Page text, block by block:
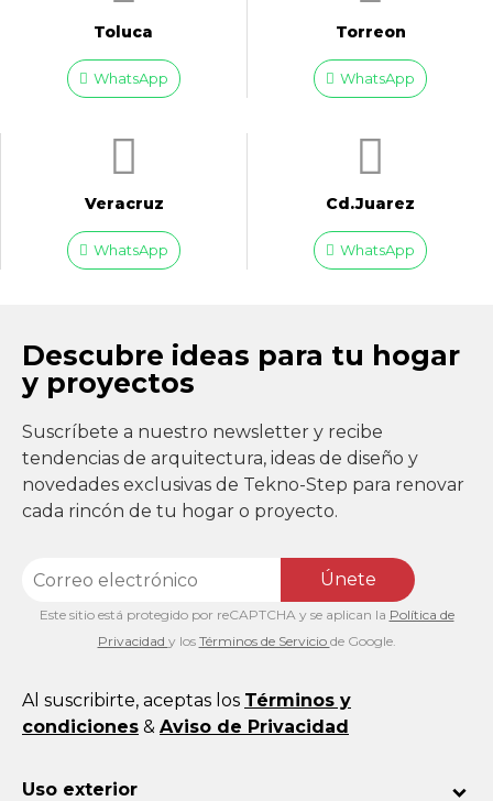
Toluca
WhatsApp
Torreon
WhatsApp
Veracruz
WhatsApp
Cd.Juarez
WhatsApp
Descubre ideas para tu hogar
y proyectos
Suscríbete a nuestro newsletter y recibe
tendencias de arquitectura, ideas de diseño y
novedades exclusivas de Tekno-Step para renovar
cada rincón de tu hogar o proyecto.
Únete
Este sitio está protegido por reCAPTCHA y se aplican la Política de
Privacidad y los Términos de Servicio de Google.
Al suscribirte, aceptas los Términos y
condiciones & Aviso de Privacidad
Uso exterior